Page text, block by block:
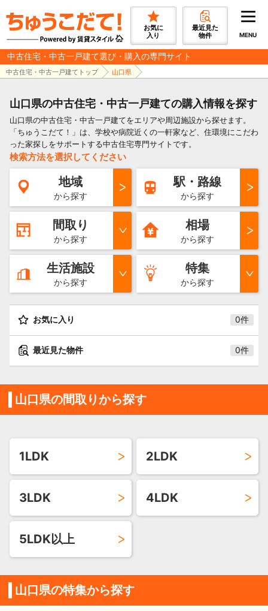
お気に
入り
最近見た
物件
MENU
中古住宅・中古一戸建て選び・購入の専門サイト
中古住宅・中古一戸建てトップ 山口県
山口県の中古住宅・中古一戸建ての購入情報を探す
山口県の中古住宅・中古一戸建てをエリアや周辺施設から探せます。
「ちゅうこだて！」は、学校や病院近くの一軒家など、住環境にこだわ
った家探しをサポートする中古住宅専門サイトです。
検索方法を選択してください
地域
から探す
駅・路線
から探す
間取り
から探す
相場
から探す
生活施設
から探す
特集
から探す
お気に入り 0件
最近見た物件 0件
山口県の間取りから探す
1LDK 2LDK
3LDK 4LDK
5LDK以上
山口県の特集から探す